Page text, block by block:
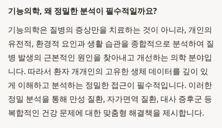
기능의학, 왜 정밀한 분석이 필수적일까요?
기능의학은 질병의 증상만을 치료하는 것이 아니라, 개인의
유전적, 환경적 요인과 생활 습관을 종합적으로 분석하여 질
병 발생의 근본적인 원인을 찾아내고 개선하는 의학 분야입
니다. 따라서 환자 개개인의 고유한 생체 데이터를 깊이 있
게 이해하고 분석하는 정밀한 접근이 필수적입니다. 이러한
정밀 분석을 통해 만성 질환, 자가면역 질환, 대사 증후군 등
복합적인 건강 문제에 대한 맞춤형 해결책을 제시합니다.